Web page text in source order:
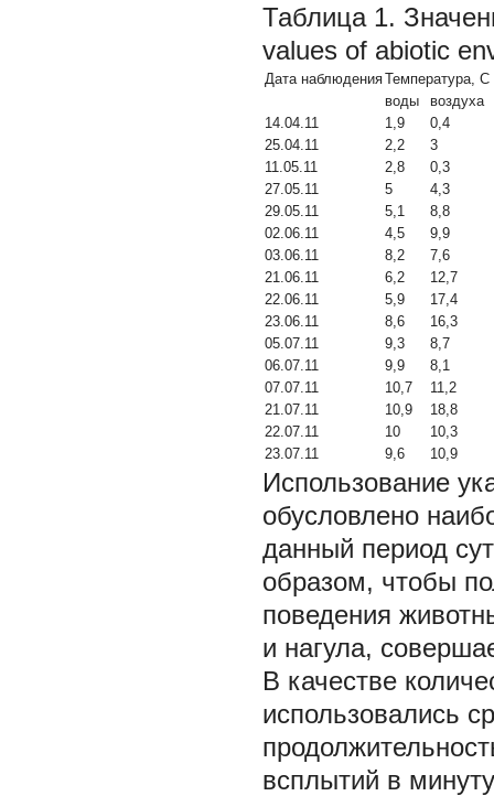
Таблица 1.
values of abiotic
Дата наблюденияТемпература, С
воды
воздуха
14.04.11
1,9
0,4
25.04.11
2,2
3
11.05.11
2,8
0,3
27.05.11
5
4,3
29.05.11
5,1
8,8
02.06.11
4,5
9,9
03.06.11
8,2
7,6
21.06.11
6,2
12,7
22.06.11
5,9
17,4
23.06.11
8,6
16,3
05.07.11
9,3
8,7
06.07.11
9,9
8,1
07.07.11
10,7
11,2
21.07.11
10,9
18,8
22.07.11
10
10,3
23.07.11
9,6 10,9
Использование
обусловлено
данный период
образом, чтобы
поведения
и нагула,
В качестве
использовались
всплытий в